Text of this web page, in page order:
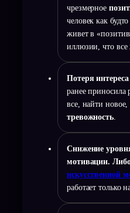
чрезмерное
человек как
живет в
иллюзии, что все
Потеря интереса
ранее приносила
все, найти
тревожность.
Снижение
мотивации.
искусственной
работает только